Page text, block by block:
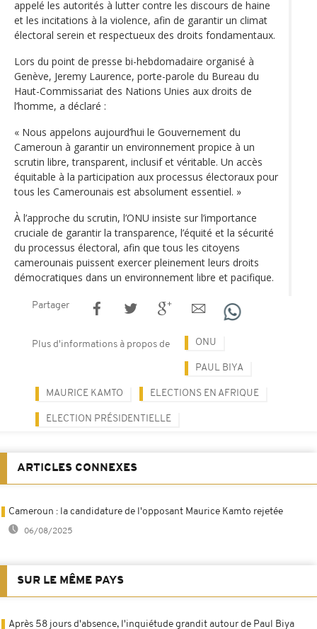
appelé les autorités à lutter contre les discours de haine
et les incitations à la violence, afin de garantir un climat
électoral serein et respectueux des droits fondamentaux.
Lors du point de presse bi-hebdomadaire organisé à
Genève, Jeremy Laurence, porte-parole du Bureau du
Haut-Commissariat des Nations Unies aux droits de
l’homme, a déclaré :
« Nous appelons aujourd’hui le Gouvernement du
Cameroun à garantir un environnement propice à un
scrutin libre, transparent, inclusif et véritable. Un accès
équitable à la participation aux processus électoraux pour
tous les Camerounais est absolument essentiel. »
À l’approche du scrutin, l’ONU insiste sur l’importance
cruciale de garantir la transparence, l’équité et la sécurité
du processus électoral, afin que tous les citoyens
camerounais puissent exercer pleinement leurs droits
démocratiques dans un environnement libre et pacifique.
Partager
Plus d'informations à propos de ONU
PAUL BIYA
MAURICE KAMTO ELECTIONS EN AFRIQUE
ELECTION PRÉSIDENTIELLE
ARTICLES CONNEXES
Cameroun : la candidature de l'opposant Maurice Kamto rejetée
06/08/2025
SUR LE MÊME PAYS
Après 58 jours d'absence, l'inquiétude grandit autour de Paul Biya